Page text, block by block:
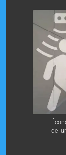
de